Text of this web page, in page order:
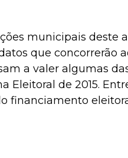
municipais deste
que concorrerão
a valer algumas
Eleitoral de 2015.
financiamento